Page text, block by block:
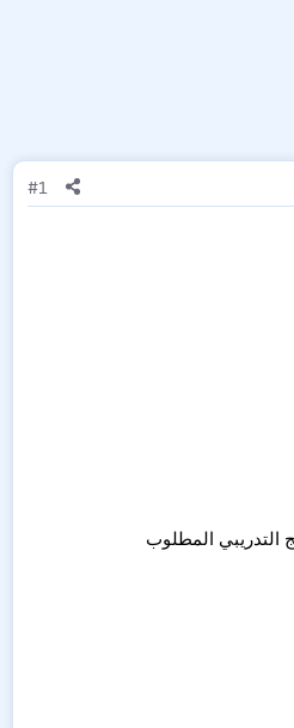
#1
التدريبي المطلوب